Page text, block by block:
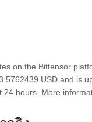
on the Bittensor
USD and is
hours. More